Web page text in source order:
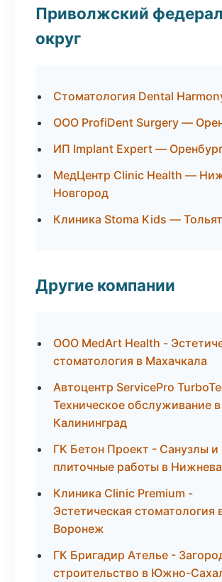
Приволжский
округ
Стоматология Dental
ООО ProfiDent Surgery —
ИП Implant Expert —
МедЦентр Clinic Health —
Новгород
Клиника Stoma Kids —
Другие компании
ООО MedArt Health -
стоматология в Махачкала
Автоцентр ServicePro
Техническое обслуживание в
Калининград
ГК Бетон Проект - Санузлы и
плиточные работы в
Клиника Clinic Premium -
Эстетическая стоматология
Воронеж
ГК Бригадир Ателье -
строительство в Южно-